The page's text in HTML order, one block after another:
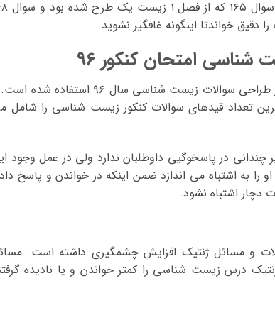
این نوع می توان با بررسی سوالات
دقیق خواندتا اینگونه غافگیر نشوید.
امتحان کنکور ۹۶
اغراق نخواهد بود اگر گفته شود که بدترین نوع قید‌ها در طراحی سوالات زیست شناسی سال ۹۶
معمول» بیشترین تعداد قیدهای سوالات کنکور زیست شناسی را شامل
چندانی در پاسخوگیی داوطلبان ندارد ولی در عمل وجود
را به اشتباه می اندازد ضمن اینکه در خواندن و پاسخ
دچار اشتباه نشود.
امتحان کنکور ۹۶ تعداد سوالات و مسائل ژنتیک افزایش چشمگیری داشته است.
درس زیست شناسی را کمتر خواندن و یا نادیده